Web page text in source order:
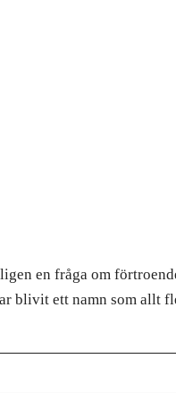
en fråga om
blivit ett namn som allt